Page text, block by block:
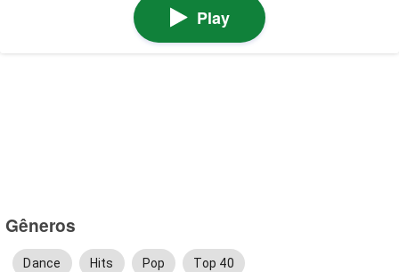
Play
Gêneros
Dance Hits Pop Top 40